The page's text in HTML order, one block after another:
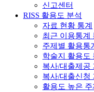
신고센터
RISS 활용도 분석
자료 현황 통계
최근 이용통계
주제별 활용통
학술지 활용도
복사/대출제공
복사/대출신청
활용도 높은 주